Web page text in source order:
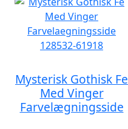
Mysterisk Gothisk Fe
Med Vinger
Farvelægningsside